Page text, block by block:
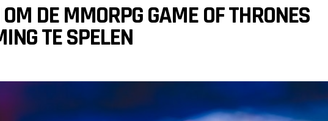
DE MMORPG GAME OF THRONES
TE SPELEN